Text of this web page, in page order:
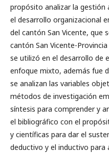
propósito analizar la gestión
el desarrollo organizacional
del cantón San Vicente, que
cantón San Vicente-
se utilizó en el desarrollo de
enfoque mixto, además fue
se analizan las variables
métodos de investigación
síntesis para comprender y
el bibliográfico con el
y científicas para dar el
deductivo y el inductivo